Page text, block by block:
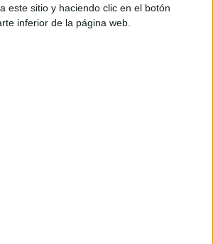
este sitio y haciendo clic en el botón
inferior de la página web.